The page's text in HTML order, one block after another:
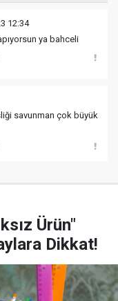
12:34
ya bahceli
savunman çok büyük
Ürün"
Dikkat!